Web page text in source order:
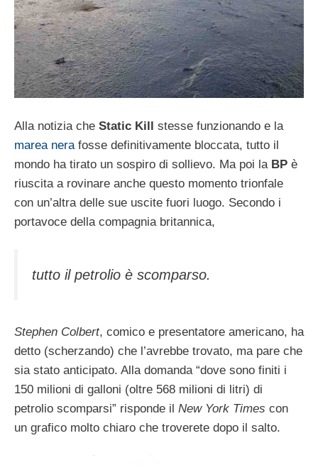
Alla notizia che Static Kill stesse funzionando e la
marea nera fosse definitivamente bloccata, tutto il
mondo ha tirato un sospiro di sollievo. Ma poi la BP è
riuscita a rovinare anche questo momento trionfale
con un’altra delle sue uscite fuori luogo. Secondo i
portavoce della compagnia britannica,
tutto il petrolio è scomparso.
Stephen Colbert, comico e presentatore americano, ha
detto (scherzando) che l’avrebbe trovato, ma pare che
sia stato anticipato. Alla domanda “dove sono finiti i
150 milioni di galloni (oltre 568 milioni di litri) di
petrolio scomparsi” risponde il New York Times con
un grafico molto chiaro che troverete dopo il salto.